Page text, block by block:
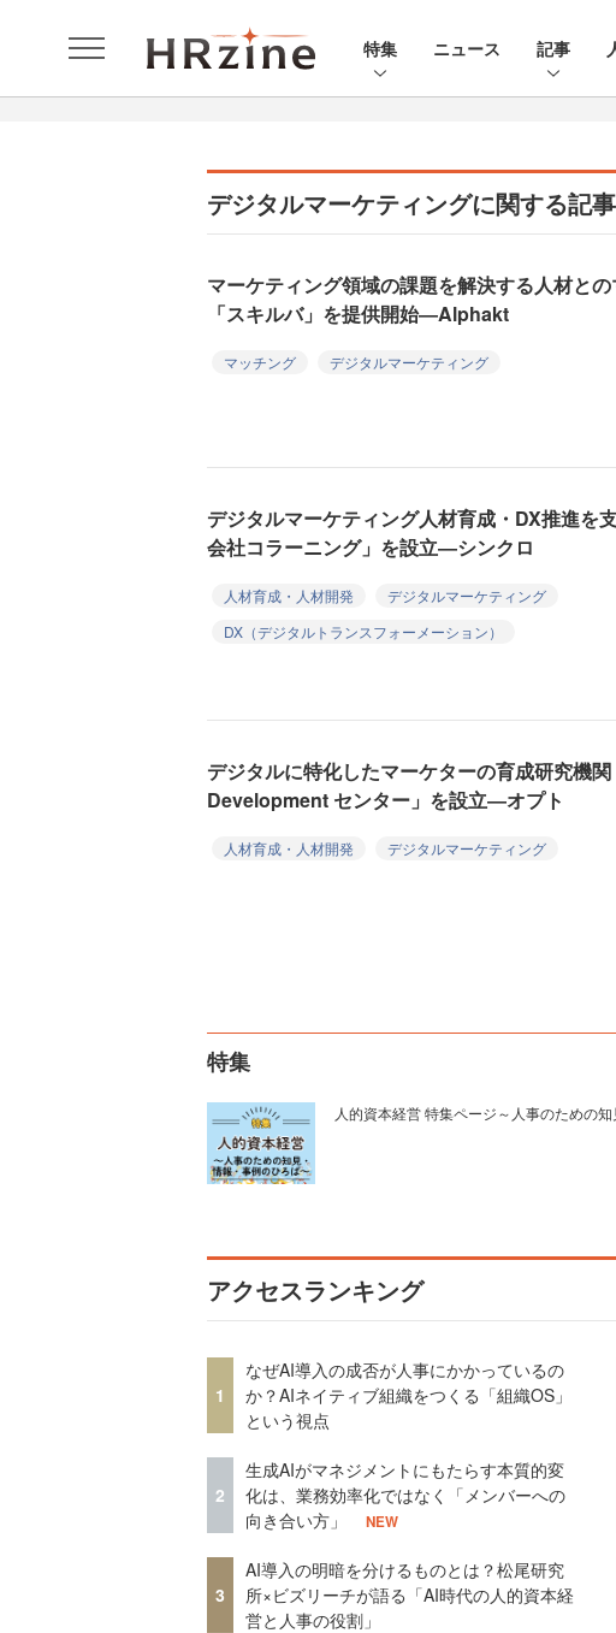
特集 ニュース 記事
デジタルマーケティングに関する記
マーケティング領域の課題を解決する人材と
「スキルバ」を提供開始―Alphakt
マッチング
デジタルマーケティング
デジタルマーケティング人材育成・DX推進を
会社コラーニング」を設立―シンクロ
人材育成・人材開発
デジタルマーケティング
DX（デジタルトランスフォーメーション）
デジタルに特化したマーケターの育成研究機
Development センター」を設立―オプト
人材育成・人材開発
デジタルマーケティング
特集
人的資本経営 特集ページ～人事のための
アクセスランキング
1
なぜAI導入の成否が人事にかかっているの
か？AIネイティブ組織をつくる「組織OS」
という視点
2
生成AIがマネジメントにもたらす本質的変
化は、業務効率化ではなく「メンバーへの
向き合い方」
NEW
3
AI導入の明暗を分けるものとは？松尾研究
所×ビズリーチが語る「AI時代の人的資本経
営と人事の役割」